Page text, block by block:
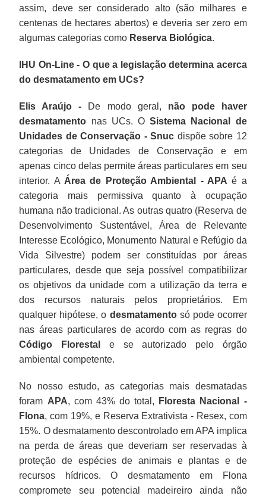
assim, deve ser considerado alto (são milhares e
centenas de hectares abertos) e deveria ser zero em
algumas categorias como Reserva Biológica.
IHU On-Line - O que a legislação determina acerca
do desmatamento em UCs?
Elis Araújo - De modo geral, não pode haver
desmatamento nas UCs. OSistema Nacional de
Unidades de Conservação - Snuc dispõe sobre 12
categorias de Unidades de Conservação e em
apenas cinco delas permite áreas particulares em seu
interior. A Área de Proteção Ambiental - APA é a
categoria mais permissiva quanto à ocupação
humana não tradicional. As outras quatro (Reserva de
Desenvolvimento Sustentável, Área de Relevante
Interesse Ecológico, Monumento Natural e Refúgio da
Vida Silvestre) podem ser constituídas por áreas
particulares, desde que seja possível compatibilizar
os objetivos da unidade com a utilização da terra e
dos recursos naturais pelos proprietários. Em
qualquer hipótese, o desmatamentosó pode ocorrer
nas áreas particulares de acordo com as regras do
Código Florestal
e se autorizado pelo órgão
ambiental competente.
No nosso estudo, as categorias mais desmatadas
foram APA, com 43% do total,
Floresta Nacional -
Flona, com 19%, e Reserva Extrativista - Resex, com
15%. O desmatamento descontrolado em APA implica
na perda de áreas que deveriam ser reservadas à
proteção de espécies de animais e plantas e de
recursos hídricos. O desmatamento em Flona
compromete seu potencial madeireiro ainda não